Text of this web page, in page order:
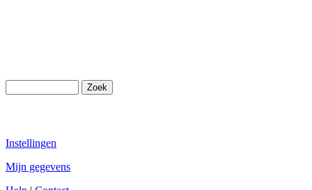
Instellingen
Mijn gegevens